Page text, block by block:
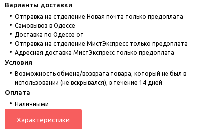
Варианты доставки
Отправка на отделение Новая почта только предоплата
Cамовывоз в Одессе
Доставка по Одессе от
Отправка на отделение МистЭкспресс только предоплата
Адресная доставка МистЭкспресс только предоплата
Условия
Возможность обмена/возврата товара, который не был в
использовании (не вскрывался), в течение 14 дней
Оплата
Наличными
Характеристики